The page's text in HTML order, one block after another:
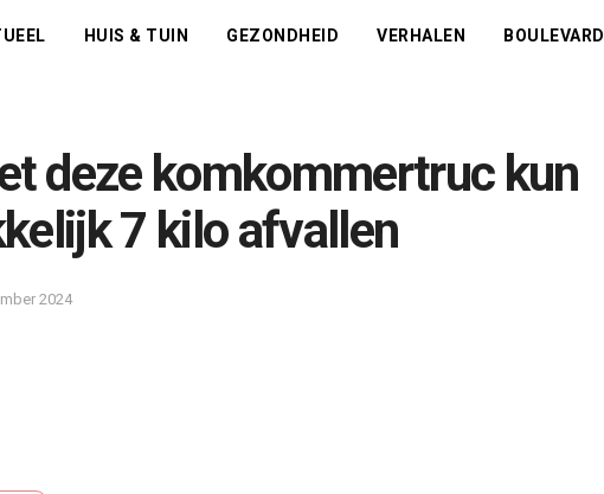
HUIS & TUIN GEZONDHEID VERHALEN BOULEVARD
deze komkommertruc kun
7 kilo afvallen
2024